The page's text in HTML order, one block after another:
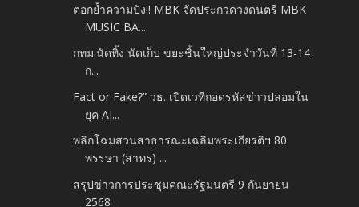
ตอกย้ำความปัง!! MBK จัดประกวดวงดนตรี MBK
MUSIC BA...
กทม.นัดทิ้ง นัดเก็บ ขยะชิ้นใหญ่ประจำวันที่ 13-14
ก...
Fact or Fake?” วธ. เปิดเวทีถอดรหัสข่าวปลอมใน
ยุค AI...
พลิกโฉมสวนสาธารณะเฉลิมพระเกียรติฯ 80
พรรษา (สาทร) ...
สรุปข่าวการประชุมคณะรัฐมนตรี 9 กันยายน
2568